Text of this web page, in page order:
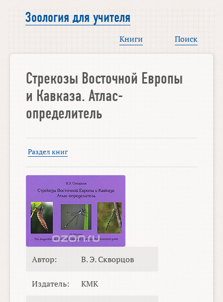
Зоология для учителя
Книги Поиск
Стрекозы Восточной Европы
и Кавказа. Атлас-
определитель
Раздел книг
Автор: В. Э. Скворцов
Издатель: КМК